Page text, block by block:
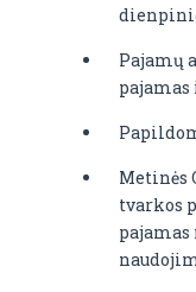
Pajamų
Metinės
tvarkos